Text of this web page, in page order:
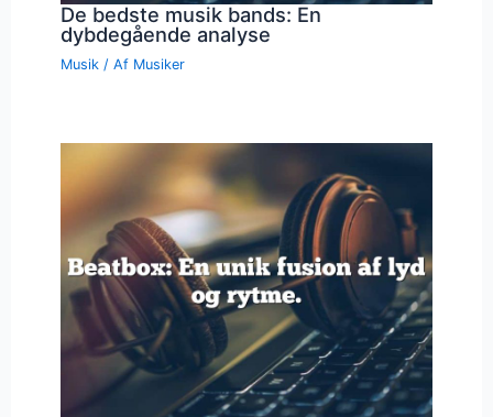
De bedste musik bands: En
dybdegående analyse
Musik / Af Musiker